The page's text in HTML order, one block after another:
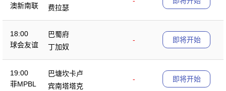
澳新南联
费拉瑟
18:00
球会友谊
巴蜀府
-
丁加奴
即将开始
19:00
菲MPBL
巴塘坎卡卢
-
宾南塔塔克
即将开始